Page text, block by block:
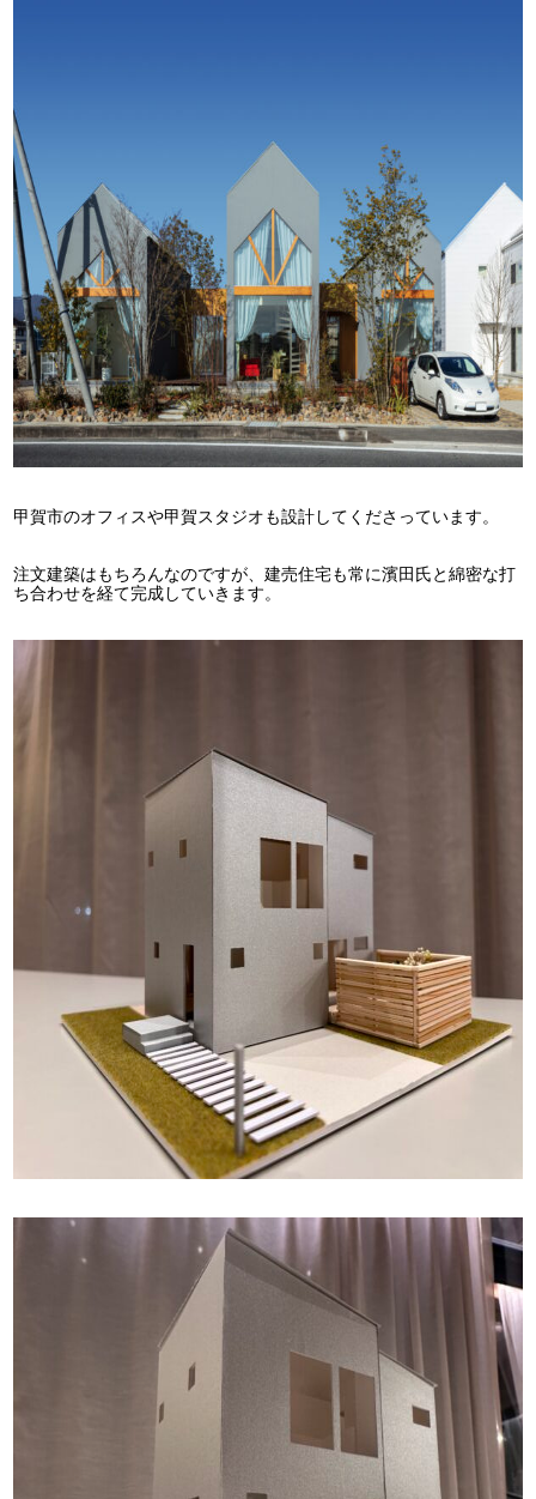
甲賀市のオフィスや甲賀スタジオも設計してくださっています。
注文建築はもちろんなのですが、建売住宅も常に濱田氏と綿密な打
ち合わせを経て完成していきます。